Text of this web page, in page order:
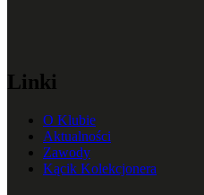
Linki
O Klubie
Aktualności
Zawody
Kącik Kolekcjonera